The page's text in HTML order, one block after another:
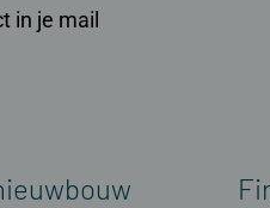
in je mail